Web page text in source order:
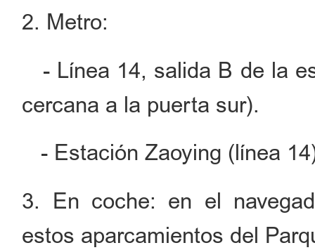
2. Metro:
- Línea 14, salida B de la
cercana a la puerta sur).
- Estación Zaoying (línea
3. En coche: en el
estos aparcamientos del